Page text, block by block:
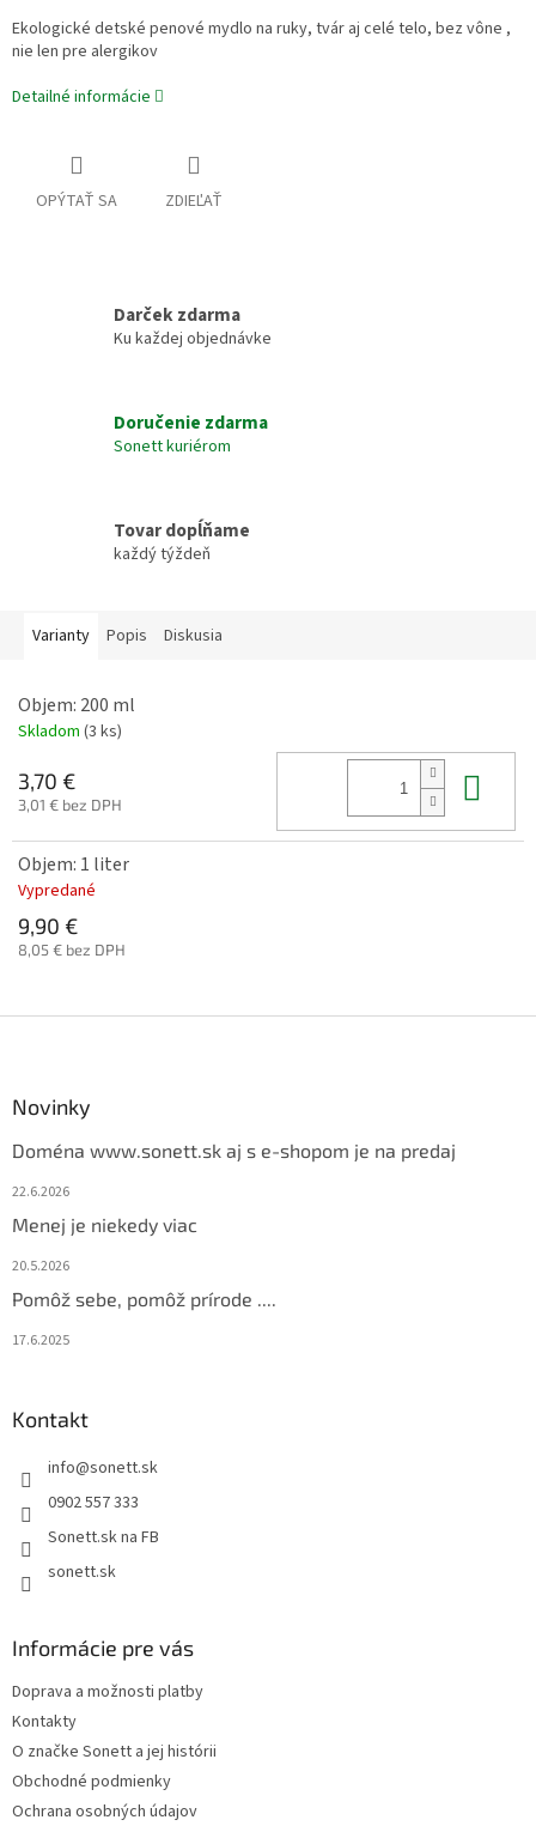
Ekologické detské penové mydlo na ruky, tvár aj celé telo, bez vône ,
nie len pre alergikov
Detailné informácie
OPÝTAŤ SA ZDIEĽAŤ
Darček zdarma
Ku každej objednávke
Doručenie zdarma
Sonett kuriérom
Tovar dopĺňame
každý týždeň
Varianty Popis Diskusia
Objem: 200 ml
Skladom (3 ks)
3,70 €
3,01 € bez DPH
Objem: 1 liter
Vypredané
9,90 €
8,05 € bez DPH
Novinky
Doména www.sonett.sk aj s e-shopom je na predaj
22.6.2026
Menej je niekedy viac
20.5.2026
Pomôž sebe, pomôž prírode ....
17.6.2025
Kontakt
info@sonett.sk
0902 557 333
Sonett.sk na FB
sonett.sk
Informácie pre vás
Doprava a možnosti platby
Kontakty
O značke Sonett a jej histórii
Obchodné podmienky
Ochrana osobných údajov